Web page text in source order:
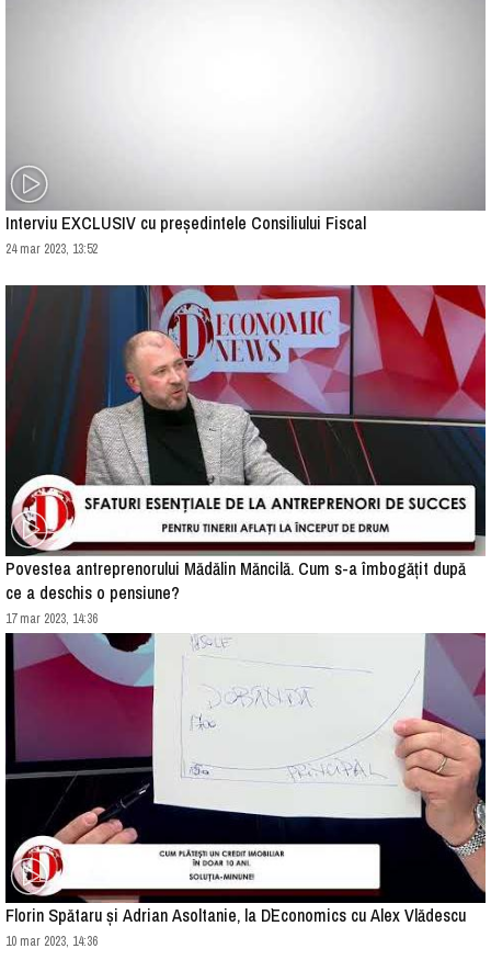
Interviu EXCLUSIV cu președintele Consiliului Fiscal
24 mar 2023, 13:52
Povestea antreprenorului Mădălin Măncilă. Cum s-a îmbogățit după
ce a deschis o pensiune?
17 mar 2023, 14:36
Florin Spătaru și Adrian Asoltanie, la D`Economics cu Alex Vlădescu
10 mar 2023, 14:36